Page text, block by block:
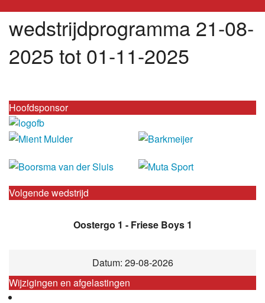
wedstrijdprogramma 21-08-
2025 tot 01-11-2025
Hoofdsponsor
Volgende wedstrijd
Oostergo 1 - Friese Boys 1
Datum: 29-08-2026
Wijzigingen en afgelastingen